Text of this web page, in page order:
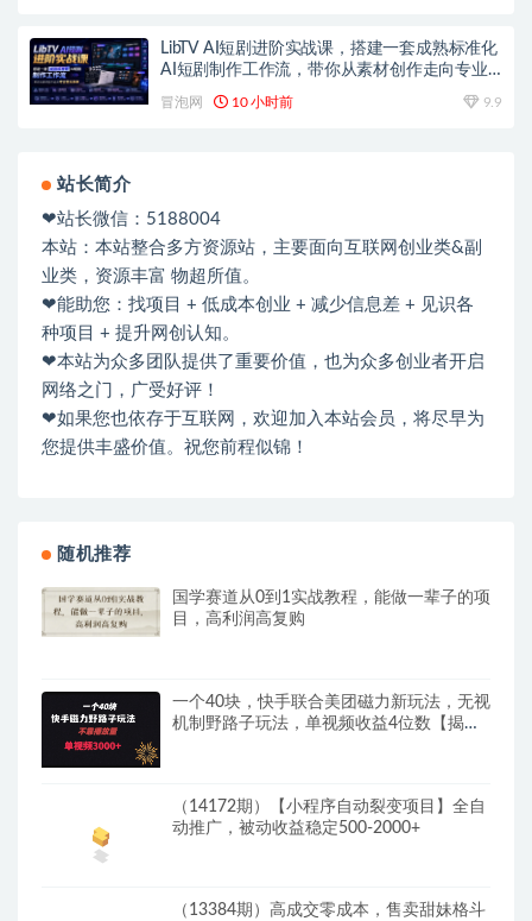
LibTV AI短剧进阶实战课，搭建一套成熟标准化
AI短剧制作工作流，带你从素材创作走向专业
冒泡网 10 小时前 9.9
站长简介
❤站长微信：5188004
本站：本站整合多方资源站，主要面向互联网创业类&副
业类，资源丰富 物超所值。
❤能助您：找项目 + 低成本创业 + 减少信息差 + 见识各
种项目 + 提升网创认知。
❤本站为众多团队提供了重要价值，也为众多创业者开启
网络之门，广受好评！
❤如果您也依存于互联网，欢迎加入本站会员，将尽早为
您提供丰盛价值。祝您前程似锦！
随机推荐
国学赛道从0到1实战教程，能做一辈子的项
目，高利润高复购
一个40块，快手联合美团磁力新玩法，无视
机制野路子玩法，单视频收益4位数【揭
（14172期）【小程序自动裂变项目】全自
动推广，被动收益稳定500-2000+
（13384期）高成交零成本，售卖甜妹格斗